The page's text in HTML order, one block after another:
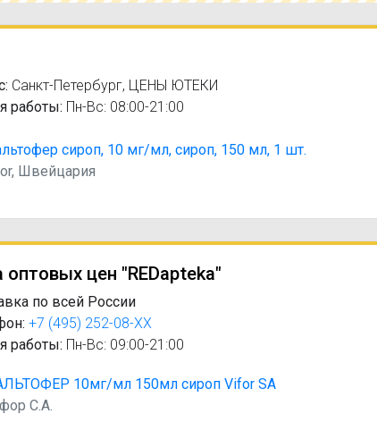
Санкт-Петербург, ЦЕНЫ ЮТЕКИ
работы: Пн-Вс: 08:00-21:00
сироп, 10 мг/мл, сироп, 150 мл, 1 шт.
Швейцария
оптовых цен "REDapteka"
по всей России
+7 (495) 252-08-XX
работы: Пн-Вс: 09:00-21:00
10мг/мл 150мл сироп Vifor SA
С.А.